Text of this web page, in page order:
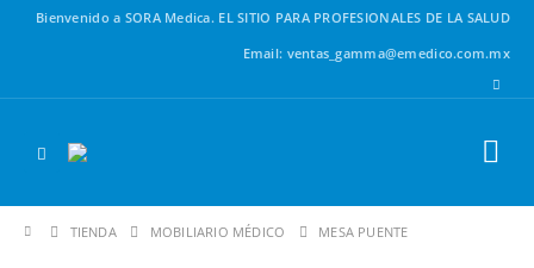
Bienvenido a SORA Medica. EL SITIO PARA PROFESIONALES DE LA SALUD
Email: ventas_gamma@emedico.com.mx
TIENDA MOBILIARIO MÉDICO MESA PUENTE